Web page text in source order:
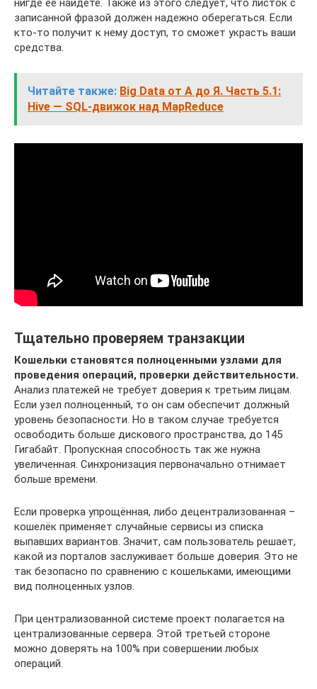
нигде ее найдете. Также из этого следует, что листок с
записанной фразой должен надежно оберегаться. Если
кто-то получит к нему доступ, то сможет украсть ваши
средства.
Читайте также: Big Data от A до Я. Часть 5.1:
Hive — SQL-движок над MapReduce
Тщательно проверяем транзакции
Кошельки становятся полноценными узлами для
проведения операций, проверки действительности.
Анализ платежей не требует доверия к третьим лицам.
Если узел полноценный, то он сам обеспечит должный
уровень безопасности. Но в таком случае требуется
освободить больше дискового пространства, до 145
Гигабайт. Пропускная способность так же нужна
увеличенная. Синхронизация первоначально отнимает
больше времени.
Если проверка упрощённая, либо децентрализованная –
кошелёк применяет случайные сервисы из списка
выпавших вариантов. Значит, сам пользователь решает,
какой из порталов заслуживает больше доверия. Это не
так безопасно по сравнению с кошельками, имеющими
вид полноценных узлов.
При централизованной системе проект полагается на
централизованные сервера. Этой третьей стороне
можно доверять на 100% при совершении любых
операций.